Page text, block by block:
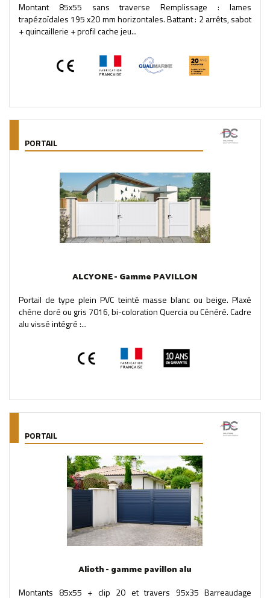
Montant 85x55 sans traverse Remplissage : lames
trapézoïdales 195 x20 mm horizontales. Battant : 2 arrêts, sabot
+ quincaillerie + profil cache jeu...
PORTAIL
ALCYONE - Gamme PAVILLON
Portail de type plein PVC teinté masse blanc ou beige. Plaxé
chêne doré ou gris 7016, bi-coloration Quercia ou Cénéré. Cadre
alu vissé intégré :...
PORTAIL
Alioth - gamme pavillon alu
Montants 85x55 + clip 20 et travers 95x35 Barreaudage